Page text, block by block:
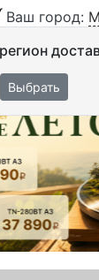
Ваш город:
Выбрать